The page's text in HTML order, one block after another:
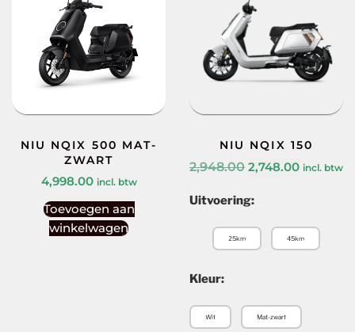
NIU NQIX 500 MAT-
ZWART
4,998.00 incl. btw
Toevoegen aan
winkelwagen
NIU NQIX 150
2,948.00 2,748.00 incl. btw
Uitvoering:
25km 45km
Kleur:
Wit Mat-zwart